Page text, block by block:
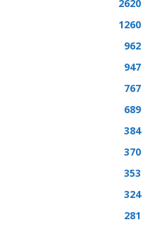
2620
1260
962
947
767
689
384
370
353
324
281